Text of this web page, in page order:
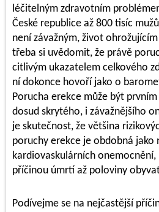
léčitelným zdravotním
České republice až 800 tisíc
není závažným, život
třeba si uvědomit, že právě
citlivým ukazatelem celkového
ní dokonce hovoří jako o
Porucha erekce může být
dosud skrytého, i závažnějšího
je skutečnost, že většina
poruchy erekce je obdobná jako
kardiovaskulárních onemocnění,
příčinou úmrtí až poloviny
Podívejme se na nejčastější